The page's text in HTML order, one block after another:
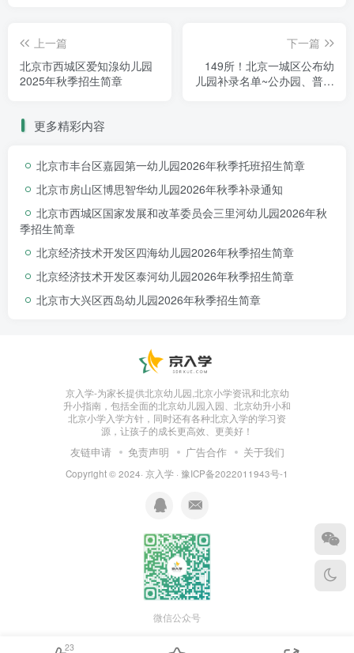
上一篇
北京市西城区爱知湶幼儿园
2025年秋季招生简章
下一篇
149所！北京一城区公布幼
儿园补录名单~公办园、普惠
更多精彩内容
北京市丰台区嘉园第一幼儿园2026年秋季托班招生简章
北京市房山区博思智华幼儿园2026年秋季补录通知
北京市西城区国家发展和改革委员会三里河幼儿园2026年秋
季招生简章
北京经济技术开发区四海幼儿园2026年秋季招生简章
北京经济技术开发区泰河幼儿园2026年秋季招生简章
北京市大兴区西岛幼儿园2026年秋季招生简章
京入学-为家长提供北京幼儿园,北京小学资讯和北京幼
升小指南，包括全面的北京幼儿园入园、北京幼升小和
北京小学入学方针，同时还有各种北京入学的学习资
源，让孩子的成长更高效、更美好！
友链申请 免责声明 广告合作 关于我们
Copyright © 2024· 京入学 · 豫ICP备2022011943号-1
微信公众号
23